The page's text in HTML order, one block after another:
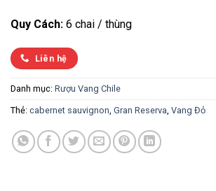
Quy Cách: 6 chai / thùng
Liên hệ
Danh mục: Rượu Vang Chile
Thẻ: cabernet sauvignon, Gran Reserva, Vang Đỏ